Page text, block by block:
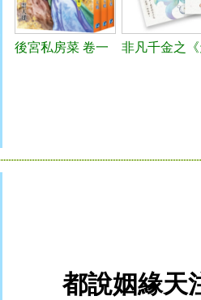
後宮私房菜 卷一 非凡千金之
都說姻緣天注